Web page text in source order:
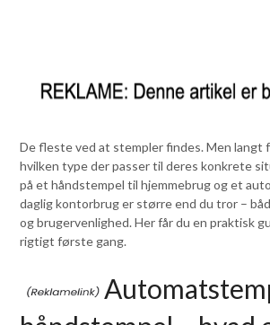
De fleste ved at stempler findes. Men langt
hvilken type der passer til deres konkrete
på et håndstempel til hjemmebrug og et
daglig kontorbrug er større end du tror –
og brugervenlighed. Her får du en praktisk
rigtigt første gang.